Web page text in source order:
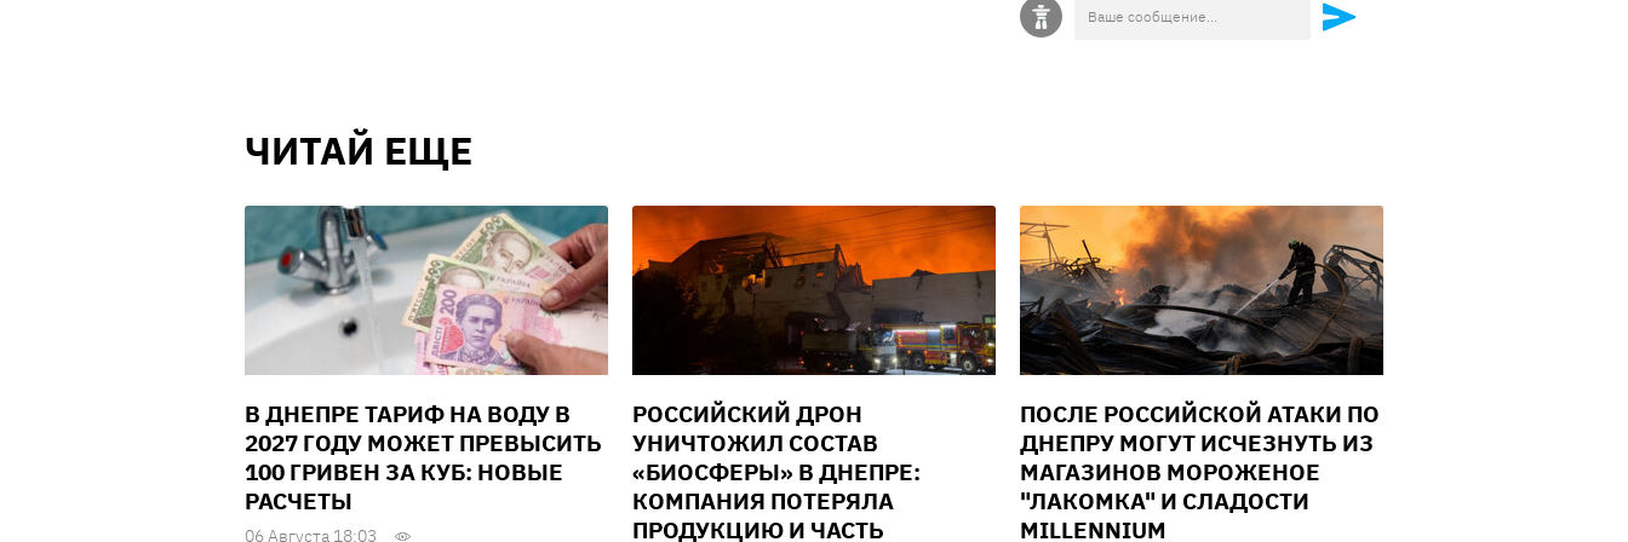
ЧИТАЙ ЕЩЕ
В ДНЕПРЕ ТАРИФ НА ВОДУ В
2027 ГОДУ МОЖЕТ ПРЕВЫСИТЬ
100 ГРИВЕН ЗА КУБ: НОВЫЕ
РАСЧЕТЫ
06 Августа 18:03
РОССИЙСКИЙ ДРОН
УНИЧТОЖИЛ СОСТАВ
«БИОСФЕРЫ» В ДНЕПРЕ:
КОМПАНИЯ ПОТЕРЯЛА
ПРОДУКЦИЮ И ЧАСТЬ
ПОСЛЕ РОССИЙСКОЙ АТАКИ ПО
ДНЕПРУ МОГУТ ИСЧЕЗНУТЬ ИЗ
МАГАЗИНОВ МОРОЖЕНОЕ
"ЛАКОМКА" И СЛАДОСТИ
MILLENNIUM